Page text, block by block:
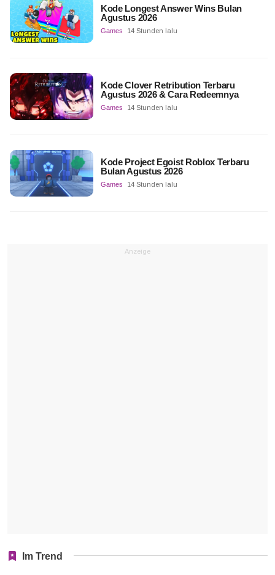
Kode Longest Answer Wins Bulan
Agustus 2026
Games 14 Stunden lalu
Kode Clover Retribution Terbaru
Agustus 2026 & Cara Redeemnya
Games 14 Stunden lalu
Kode Project Egoist Roblox Terbaru
Bulan Agustus 2026
Games 14 Stunden lalu
Anzeige
Im Trend